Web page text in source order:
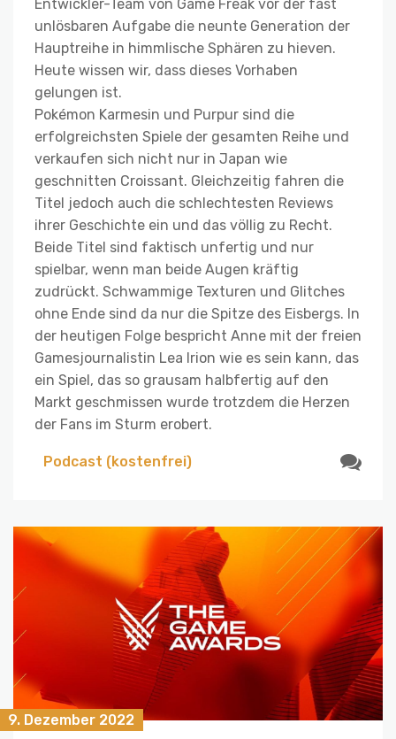
Entwickler-Team von Game Freak vor der fast
unlösbaren Aufgabe die neunte Generation der
Hauptreihe in himmlische Sphären zu hieven.
Heute wissen wir, dass dieses Vorhaben
gelungen ist.
Pokémon Karmesin und Purpur sind die
erfolgreichsten Spiele der gesamten Reihe und
verkaufen sich nicht nur in Japan wie
geschnitten Croissant. Gleichzeitig fahren die
Titel jedoch auch die schlechtesten Reviews
ihrer Geschichte ein und das völlig zu Recht.
Beide Titel sind faktisch unfertig und nur
spielbar, wenn man beide Augen kräftig
zudrückt. Schwammige Texturen und Glitches
ohne Ende sind da nur die Spitze des Eisbergs. In
der heutigen Folge bespricht Anne mit der freien
Gamesjournalistin Lea Irion wie es sein kann, das
ein Spiel, das so grausam halbfertig auf den
Markt geschmissen wurde trotzdem die Herzen
der Fans im Sturm erobert.
Podcast (kostenfrei)
9. Dezember 2022